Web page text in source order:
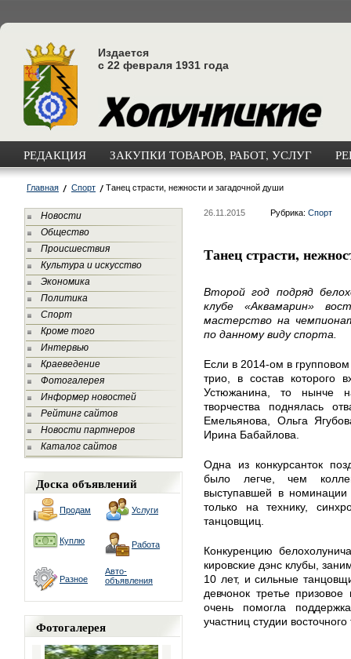
Издается
с 22 февраля 1931 года
РЕДАКЦИЯ ЗАКУПКИ ТОВАРОВ, РАБОТ, УСЛУГ
Главная Спорт Танец страсти, нежности и загадочной души
Новости
Общество
Происшествия
Культура и искусство
Экономика
Политика
Спорт
Кроме того
Интервью
Краеведение
Фотогалерея
Информер новостей
Рейтинг сайтов
Новости партнеров
Каталог сайтов
Доска объявлений
Продам Услуги
Куплю Работа
Разное
Авто-
объявления
Фотогалерея
26.11.2015 Рубрика: Спорт
Танец страсти,
Второй год подряд
клубе «Аквамарин»
мастерство на
по данному виду спорта.
Если в 2014-ом в
трио, в состав которого
Устюжанина, то нынче
творчества поднялась
Емельянова, Ольга
Ирина Бабайлова.
Одна из конкурсанток
было легче, чем
выступавшей в
только на технику,
танцовщиц.
Конкуренцию
кировские дэнс клубы,
10 лет, и сильные
девчонок третье
очень помогла
участниц студии